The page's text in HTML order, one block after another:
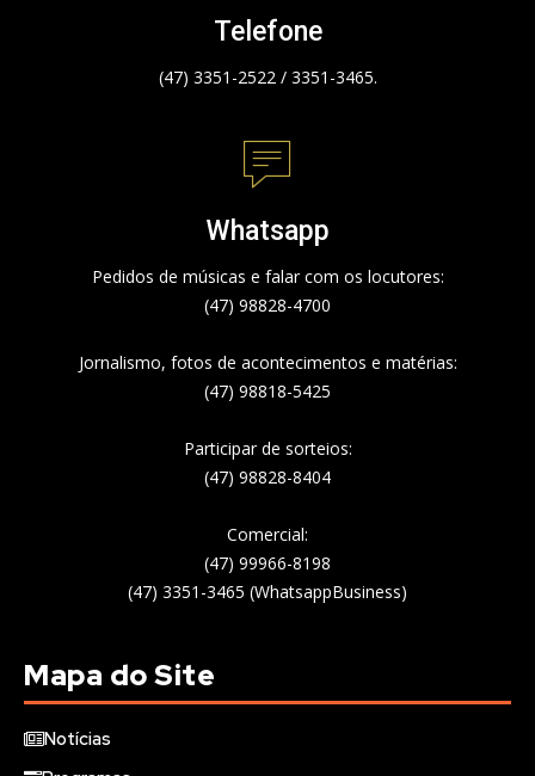
Telefone
(47) 3351-2522 / 3351-3465.
Whatsapp
Pedidos de músicas e falar com os locutores:
(47) 98828-4700
Jornalismo, fotos de acontecimentos e matérias:
(47) 98818-5425
Participar de sorteios:
(47) 98828-8404
Comercial:
(47) 99966-8198
(47) 3351-3465 (WhatsappBusiness)
Mapa do Site
Notícias